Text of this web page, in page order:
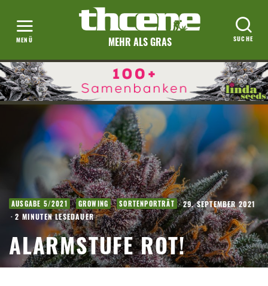
MEHR ALS GRAS
AUSGABE 5/2021 GROWING SORTENPORTRÄT ·29. SEPTEMBER 2021
· 2 MINUTEN LESEDAUER
ALARMSTUFE ROT!